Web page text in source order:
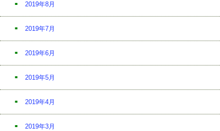
2019年8月
2019年7月
2019年6月
2019年5月
2019年4月
2019年3月